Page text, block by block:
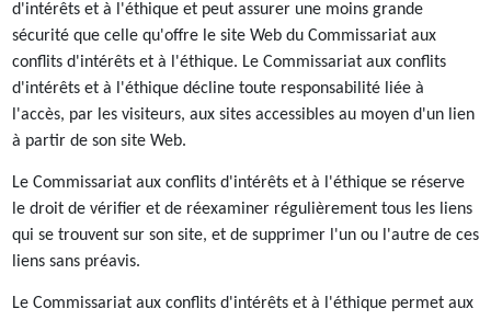
d'intérêts et à l'éthique et peut assurer une moins grande
sécurité que celle qu'offre le site Web du Commissariat aux
conflits d'intérêts et à l'éthique. Le Commissariat aux conflits
d'intérêts et à l'éthique décline toute responsabilité liée à
l'accès, par les visiteurs, aux sites accessibles au moyen d'un lien
à partir de son site Web.
Le Commissariat aux conflits d'intérêts et à l'éthique se réserve
le droit de vérifier et de réexaminer régulièrement tous les liens
qui se trouvent sur son site, et de supprimer l'un ou l'autre de ces
liens sans préavis.
Le Commissariat aux conflits d'intérêts et à l'éthique permet aux